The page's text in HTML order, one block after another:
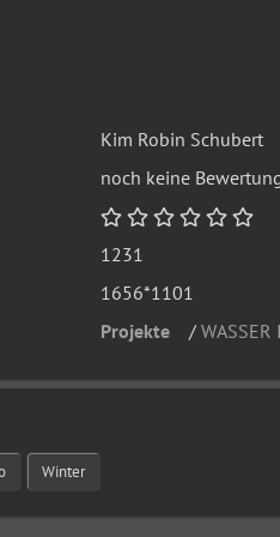
Kim Robin Schubert
noch keine
1231
1656*1101
Projekte /WASSER
Winter